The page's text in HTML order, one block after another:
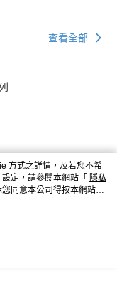
查看全部
方式之詳情，及若您不希
定，請參閱本網站「 隱私
同意本公司得按本網站使